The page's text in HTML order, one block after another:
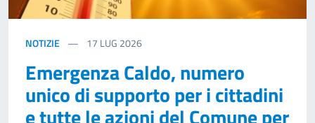
NOTIZIE 17 LUG 2026
Emergenza Caldo, numero
unico di supporto per i cittadini